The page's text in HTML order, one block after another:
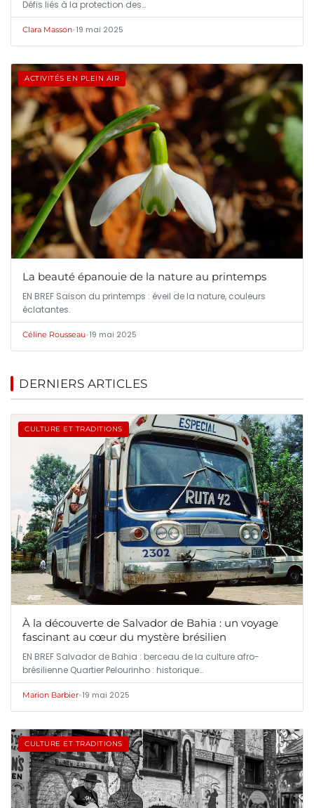
Défis liés à la protection des…
Clara Masson•19 mai 2025
ACTIVITÉS EN PLEIN AIR
La beauté épanouie de la nature au printemps
EN BREF Saison du printemps : éveil de la nature, couleurs
éclatantes.
Céline Rousseau•19 mai 2025
DERNIERS ARTICLES
CULTURE ET TRADITIONS
À la découverte de Salvador de Bahia : un voyage
fascinant au cœur du mystère brésilien
EN BREF Salvador de Bahia : berceau de la culture afro-
brésilienne Quartier Pelourinho : historique…
Marion Barbier•19 mai 2025
CULTURE ET TRADITIONS